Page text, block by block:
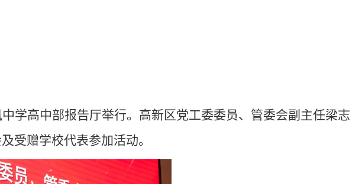
学高中部报告厅举行。高新区党工委委员、管委会副主任梁志
受赠学校代表参加活动。